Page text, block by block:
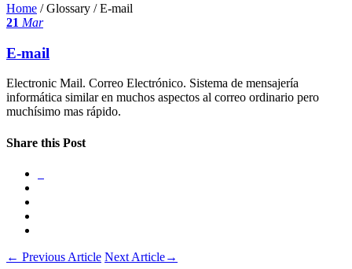
Home / Glossary /E-mail
21 Mar
E-mail
Electronic Mail. Correo Electrónico. Sistema de mensajería
informática similar en muchos aspectos al correo ordinario pero
muchísimo mas rápido.
Share this Post
← Previous Article Next Article→